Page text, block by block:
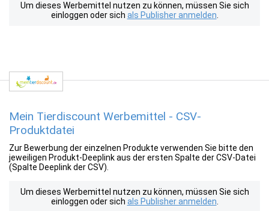
Um dieses Werbemittel nutzen zu können, müssen Sie sich
einloggen oder sich als Publisher anmelden
Mein Tierdiscount Werbemittel - CSV-
Produktdatei
Zur Bewerbung der einzelnen Produkte verwenden Sie bitte den
jeweiligen Produkt-Deeplink aus der ersten Spalte der CSV-Datei
(Spalte Deeplink der CSV).
Um dieses Werbemittel nutzen zu können, müssen Sie sich
einloggen oder sich als Publisher anmelden